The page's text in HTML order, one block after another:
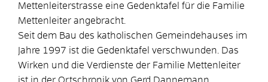
Mettenleiterstrasse eine Gedenktafel für die Familie
Mettenleiter angebracht.
Seit dem Bau des katholischen Gemeindehauses im
Jahre 1997 ist die Gedenktafel verschwunden. Das
Wirken und die Verdienste der Familie Mettenleiter
ist in der Ortschronik von Gerd Dannemann